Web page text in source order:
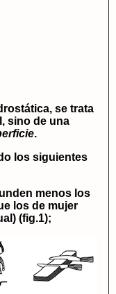
se trata
sino de una
.
los siguientes
menos los
los de mujer
(fig.1);